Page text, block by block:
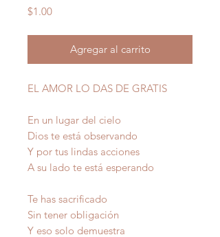
$1.00Precio
Agregar al carrito
EL AMOR LO DAS DE GRATIS
En un lugar del cielo
Dios te está observando
Y por tus lindas acciones
A su lado te está esperando
Te has sacrificado
Sin tener obligación
Y eso solo demuestra